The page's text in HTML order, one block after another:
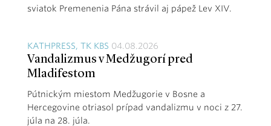
sviatok Premenenia Pána strávil aj pápež Lev XIV.
KATHPRESS, TK KBS 04.08.2026
Vandalizmus v Medžugorí pred
Mladifestom
Pútnickým miestom Medžugorie v Bosne a
Hercegovine otriasol prípad vandalizmu v noci z 27.
júla na 28. júla.